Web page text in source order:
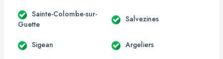
Sainte-Colombe-sur-
Guette
Salvezines
Sigean Argeliers